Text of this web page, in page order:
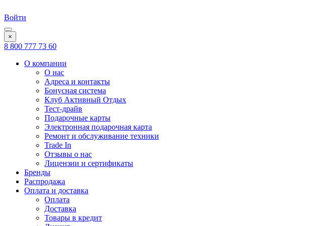
Войти
×
8 800 777 73 60
О компании
О нас
Адреса и контакты
Бонусная система
Клуб Активный Отдых
Тест-драйв
Подарочные карты
Электронная подарочная карта
Ремонт и обслуживание техники
Trade In
Отзывы о нас
Лицензии и сертификаты
Бренды
Распродажа
Оплата и доставка
Оплата
Доставка
Товары в кредит